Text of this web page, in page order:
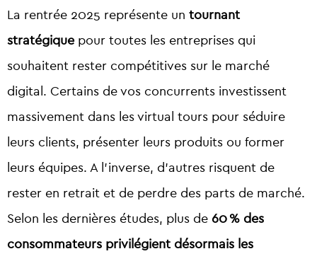
La rentrée 2025 représente un tournant
stratégique pour toutes les entreprises qui
souhaitent rester compétitives sur le marché
digital. Certains de vos concurrents investissent
massivement dans lesvirtual tours pour séduire
leurs clients, présenter leurs produits ou former
leurs équipes. A l’inverse, d’autres risquent de
rester en retrait et de perdre des parts de marché.
Selon les dernières études, plus de 60 % des
consommateurs privilégient désormais les